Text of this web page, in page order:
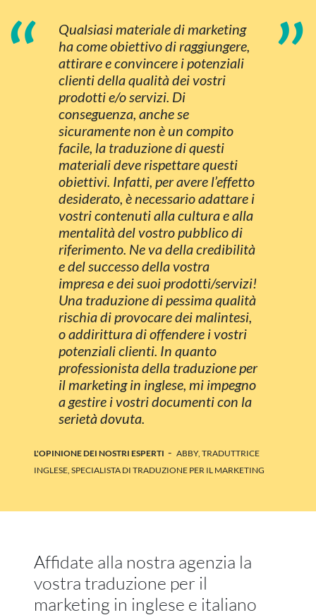
“
Qualsiasi materiale di marketing
ha come obiettivo di raggiungere,
attirare e convincere i potenziali
clienti della qualità dei vostri
prodotti e/o servizi. Di
conseguenza, anche se
sicuramente non è un compito
facile, la traduzione di questi
materiali deve rispettare questi
obiettivi. Infatti, per avere l’effetto
desiderato, è necessario adattare i
vostri contenuti alla cultura e alla
mentalità del vostro pubblico di
riferimento. Ne va della credibilità
e del successo della vostra
impresa e dei suoi prodotti/servizi!
Una traduzione di pessima qualità
rischia di provocare dei malintesi,
o addirittura di offendere i vostri
potenziali clienti. In quanto
professionista della traduzione per
il marketing in inglese, mi impegno
a gestire i vostri documenti con la
serietà dovuta.
”
L'OPINIONE DEI NOSTRI ESPERTI - ABBY, TRADUTTRICE
INGLESE, SPECIALISTA DI TRADUZIONE PER IL MARKETING
Affidate alla nostra agenzia la
vostra traduzione per il
marketing in inglese e italiano